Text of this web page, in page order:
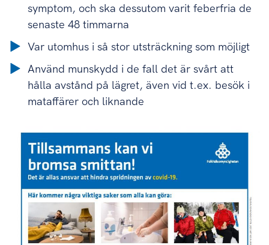
symptom, och ska dessutom varit feberfria de
senaste 48 timmarna
Var utomhus i så stor utsträckning som möjligt
Använd munskydd i de fall det är svårt att
hålla avstånd på lägret, även vid t.ex. besök i
mataffärer och liknande